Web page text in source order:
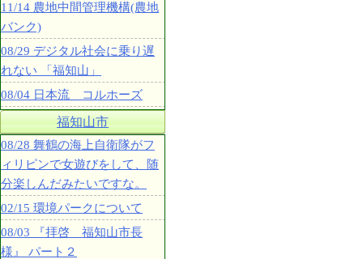
11/14 農地中間管理機構(農地
バンク)
08/29 デジタル社会に乗り遅
れない 「福知山」
08/04 日本流 コルホーズ
福知山市
08/28 舞鶴の海上自衛隊がフ
ィリピンで女遊びをして、随
分楽しんだみたいですな。
02/15 環境パークについて
08/03 『拝啓 福知山市長
様』 パート２